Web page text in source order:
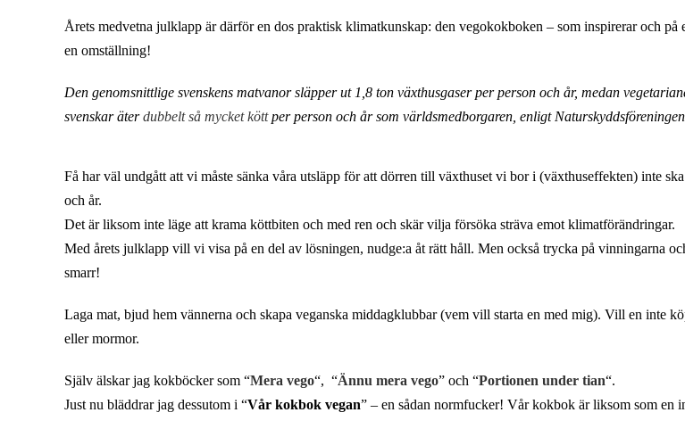
Årets medvetna julklapp är därför en dos praktisk klimatkunskap: den vegokokboken – som inspirerar och
en omställning!
Den genomsnittlige svenskens matvanor släpper ut 1,8 ton växthusgaser per person och år, medan
svenskar äterdubbelt så mycket köttper person och år som världsmedborgaren, enligt
Få har väl undgått att vi måste sänka våra utsläpp för att dörren till växthuset vi bor i (växthuseffekten) inte
och år.
Det är liksom inte läge att krama köttbiten och med ren och skär vilja försöka sträva emot klimatförändringar.
Med årets julklapp vill vi visa på en del av lösningen, nudge:a åt rätt håll. Men också trycka på vinningarna
smarr!
Laga mat, bjud hem vännerna och skapa veganska middagklubbar (vem vill starta en med mig). Vill en inte
eller mormor.
Själv älskar jag kokböcker som “Mera vego“, “Ännu mera vego” och “Portionen under tian“.
Just nu bläddrar jag dessutom i “Vår kokbok vegan” – en sådan normfucker! Vår kokbok är liksom som en